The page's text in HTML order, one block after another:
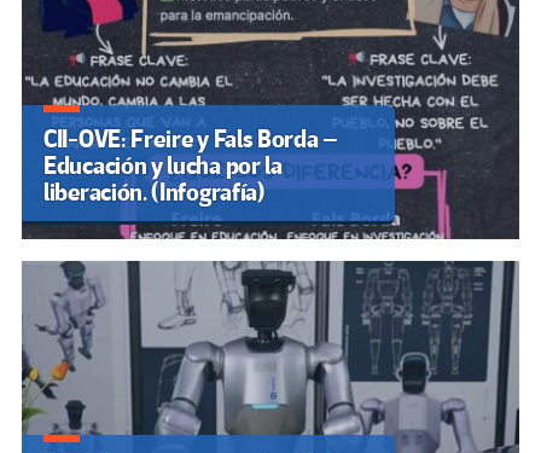
CII-OVE: Freire y Fals Borda –
Educación y lucha por la
liberación. (Infografía)